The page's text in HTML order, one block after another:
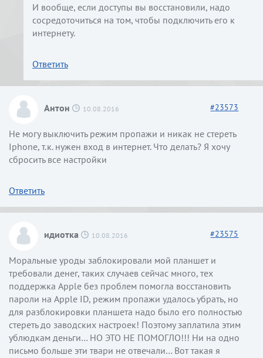
И вообще, если доступы вы восстановили, надо
сосредоточиться на том, чтобы подключить его к
интернету.
Ответить
Антон 10.08.2016 #23573
Не могу выключить режим пропажи и никак не стереть
Iphone, т.к. нужен вход в интернет. Что делать? Я хочу
сбросить все настройки
Ответить
идиотка 10.08.2016 #23575
Моральные уроды заблокировали мой планшет и
требовали денег, таких случаев сейчас много, тех
поддержка Apple без проблем помогла восстановить
пароли на Apple ID, режим пропажи удалось убрать, но
для разблокировки планшета надо было его полностью
стереть до заводских настроек! Поэтому заплатила этим
ублюдкам деньги… НО ЭТО НЕ ПОМОГЛО!!! Ни на одно
письмо больше эти твари не отвечали… Вот такая я